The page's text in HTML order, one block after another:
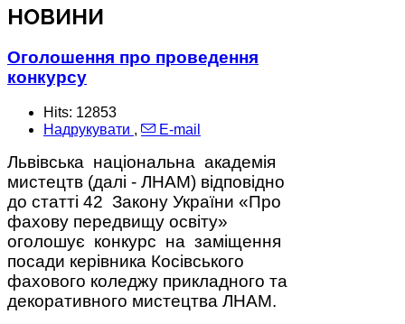
НОВИНИ
Оголошення про проведення
конкурсу
Hits: 12853
Надрукувати , E-mail
Львівська національна академія
мистецтв (далі - ЛНАМ) відповідно
до статті 42 Закону України «Про
фахову передвищу освіту»
оголошує конкурс на заміщення
посади керівника Косівського
фахового коледжу прикладного та
декоративного мистецтва ЛНАМ.